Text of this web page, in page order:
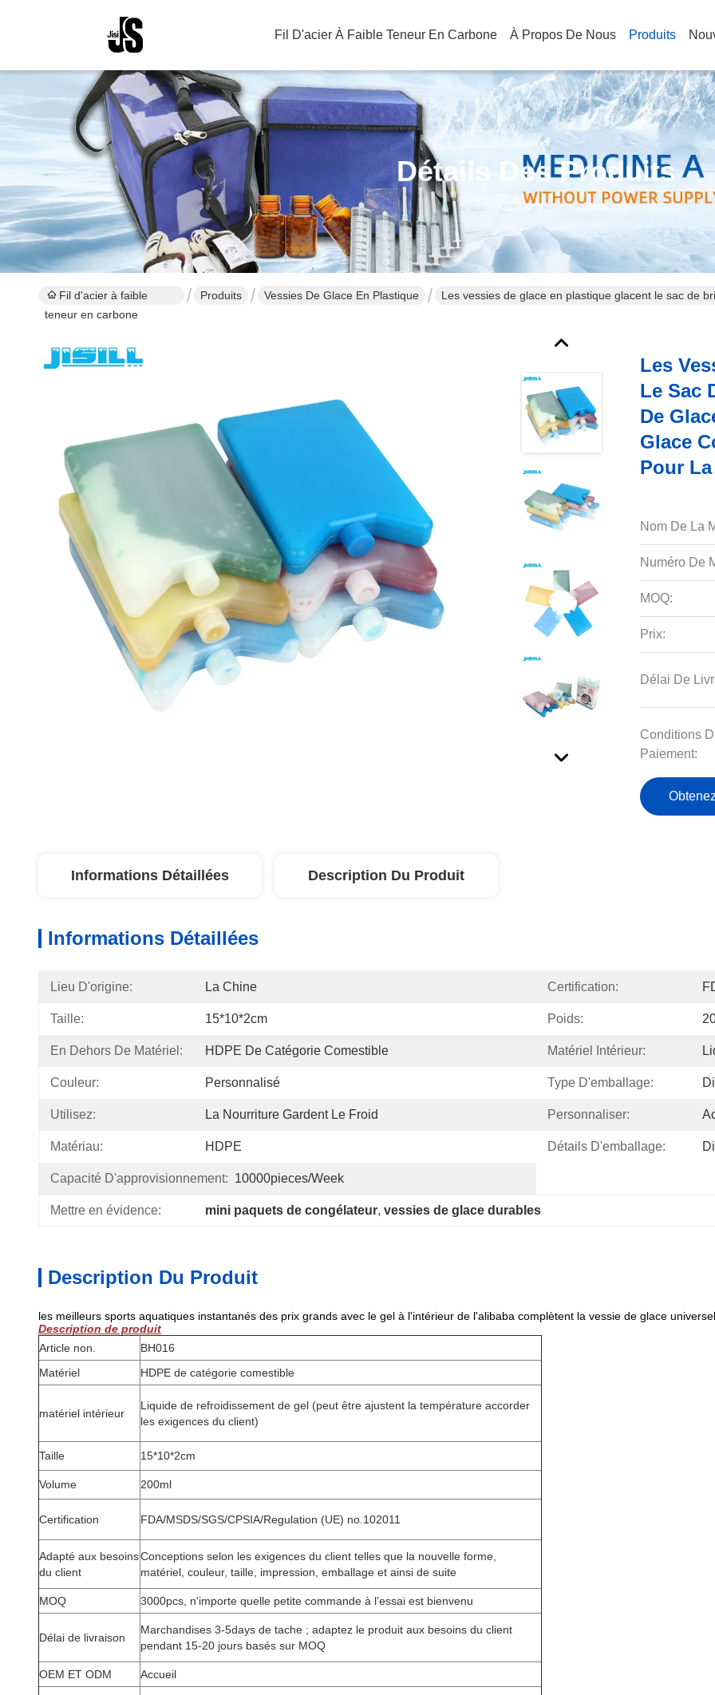
Fil D'acier À Faible Teneur En Carbone À Propos De Nous Produits
Détails Des Produits
Fil d'acier à faible
teneur en carbone
Produits Vessies De Glace En Plastique
Les vessies de glace en plastique glacent le sac de
Les
Le Sac
De
Glace
Pour
Nom De La
Numéro De
MOQ:
Prix:
Délai De
Conditions
Paiement:
Informations Détaillées Description Du Produit
Informations Détaillées
Lieu D'origine: La Chine Certification:
Taille: 15*10*2cm Poids:
En Dehors De Matériel: HDPE De Catégorie Comestible Matériel Intérieur:
Couleur: Personnalisé Type D'emballage:
Utilisez: La Nourriture Gardent Le Froid Personnaliser:
Matériau: HDPE Détails D'emballage:
Capacité D'approvisionnement: 10000pieces/week
Mettre en évidence: mini paquets de congélateur, vessies de glace durables
Description Du Produit
les meilleurs sports aquatiques instantanés des prix grands avec le gel à l'intérieur de l'alibaba complètent la vessie de glace
Description de produit
Article non.
BH016
Matériel
HDPE de catégorie comestible
matériel intérieur
Liquide de refroidissement de gel (peut être ajustent la température accorder
les exigences du client)
Taille 15*10*2cm
Volume 200ml
Certification FDA/MSDS/SGS/CPSIA/Regulation (UE) no.102011
Adapté aux besoins
du client
Conceptions selon les exigences du client telles que la nouvelle forme,
matériel, couleur, taille, impression, emballage et ainsi de suite
MOQ 3000pcs, n'importe quelle petite commande à l'essai est bienvenu
Délai de livraison
Marchandises 3-5days de tache ; adaptez le produit aux besoins du client
pendant 15-20 jours basés sur MOQ
OEM ET ODM Accueil